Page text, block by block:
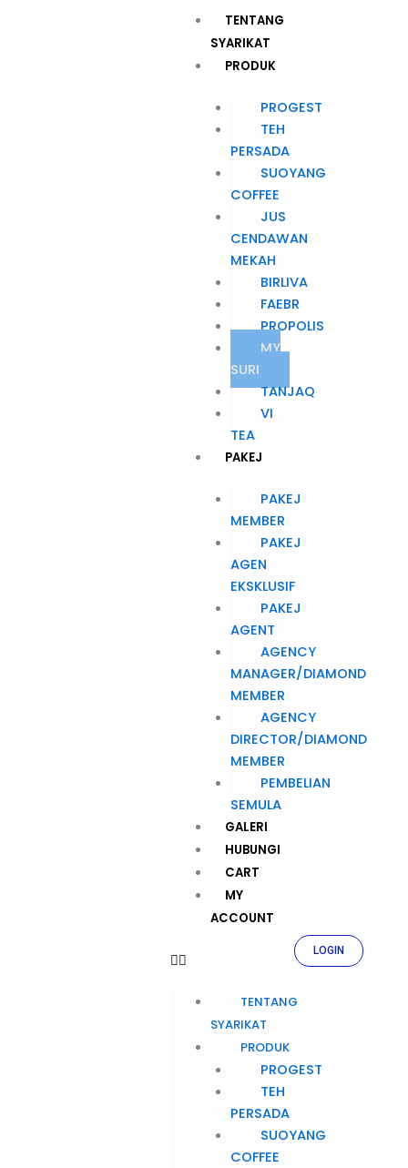
TENTANG
SYARIKAT
PRODUK
PROGEST
TEH
PERSADA
SUOYANG
COFFEE
JUS
CENDAWAN
MEKAH
BIRLIVA
FAEBR
PROPOLIS
MY
SURI
TANJAQ
VI
TEA
PAKEJ
PAKEJ
MEMBER
PAKEJ
AGEN
EKSKLUSIF
PAKEJ
AGENT
AGENCY
MANAGER/DIAMOND
MEMBER
AGENCY
DIRECTOR/DIAMOND
MEMBER
PEMBELIAN
SEMULA
GALERI
HUBUNGI
CART
MY
ACCOUNT
Menu
TENTANG
SYARIKAT
PRODUK
PROGEST
TEH
PERSADA
SUOYANG
COFFEE
LOGIN